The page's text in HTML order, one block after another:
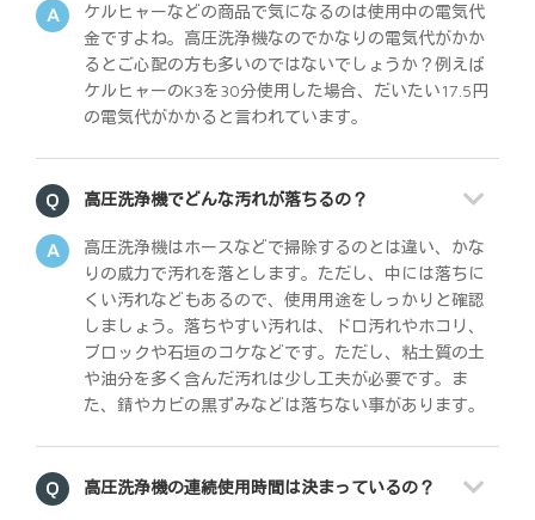
ケルヒャーなどの商品で気になるのは使用中の電気代
金ですよね。高圧洗浄機なのでかなりの電気代がかか
るとご心配の方も多いのではないでしょうか？例えば
ケルヒャーのK3を30分使用した場合、だいたい17.5円
の電気代がかかると言われています。
高圧洗浄機でどんな汚れが落ちるの？
高圧洗浄機はホースなどで掃除するのとは違い、かな
りの威力で汚れを落とします。ただし、中には落ちに
くい汚れなどもあるので、使用用途をしっかりと確認
しましょう。落ちやすい汚れは、ドロ汚れやホコリ、
ブロックや石垣のコケなどです。ただし、粘土質の土
や油分を多く含んだ汚れは少し工夫が必要です。ま
た、錆やカビの黒ずみなどは落ちない事があります。
高圧洗浄機の連続使用時間は決まっているの？